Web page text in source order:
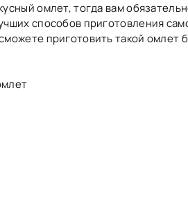
омлет, тогда вам
способов приготовления
приготовить такой омлет